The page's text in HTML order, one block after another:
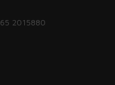
2015880